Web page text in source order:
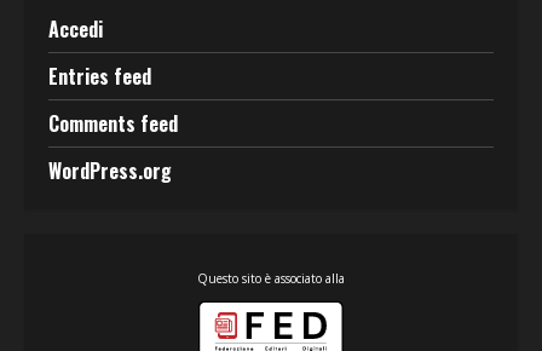
Accedi
Entries feed
Comments feed
WordPress.org
Questo sito è associato alla